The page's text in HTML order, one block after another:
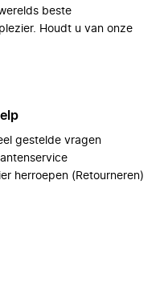
beste
Houdt u van onze
gestelde vragen
herroepen (Retourneren)